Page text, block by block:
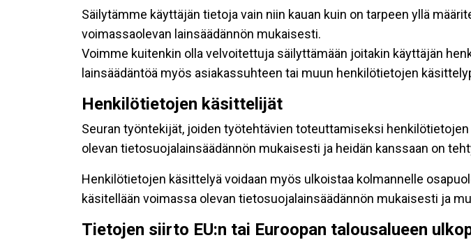
Säilytämme käyttäjän tietoja vain niin kauan kuin on tarpeen yllä
voimassaolevan lainsäädännön mukaisesti.
Voimme kuitenkin olla velvoitettuja säilyttämään joitakin käyttäjän
lainsäädäntöä myös asiakassuhteen tai muun henkilötietojen
Henkilötietojen käsittelijät
Seuran työntekijät, joiden työtehtävien toteuttamiseksi
olevan tietosuojalainsäädännön mukaisesti ja heidän kanssaan on
Henkilötietojen käsittelyä voidaan myös ulkoistaa kolmannelle
käsitellään voimassa olevan tietosuojalainsäädännön mukaisesti ja
Tietojen siirto EU:n tai Euroopan talousalueen